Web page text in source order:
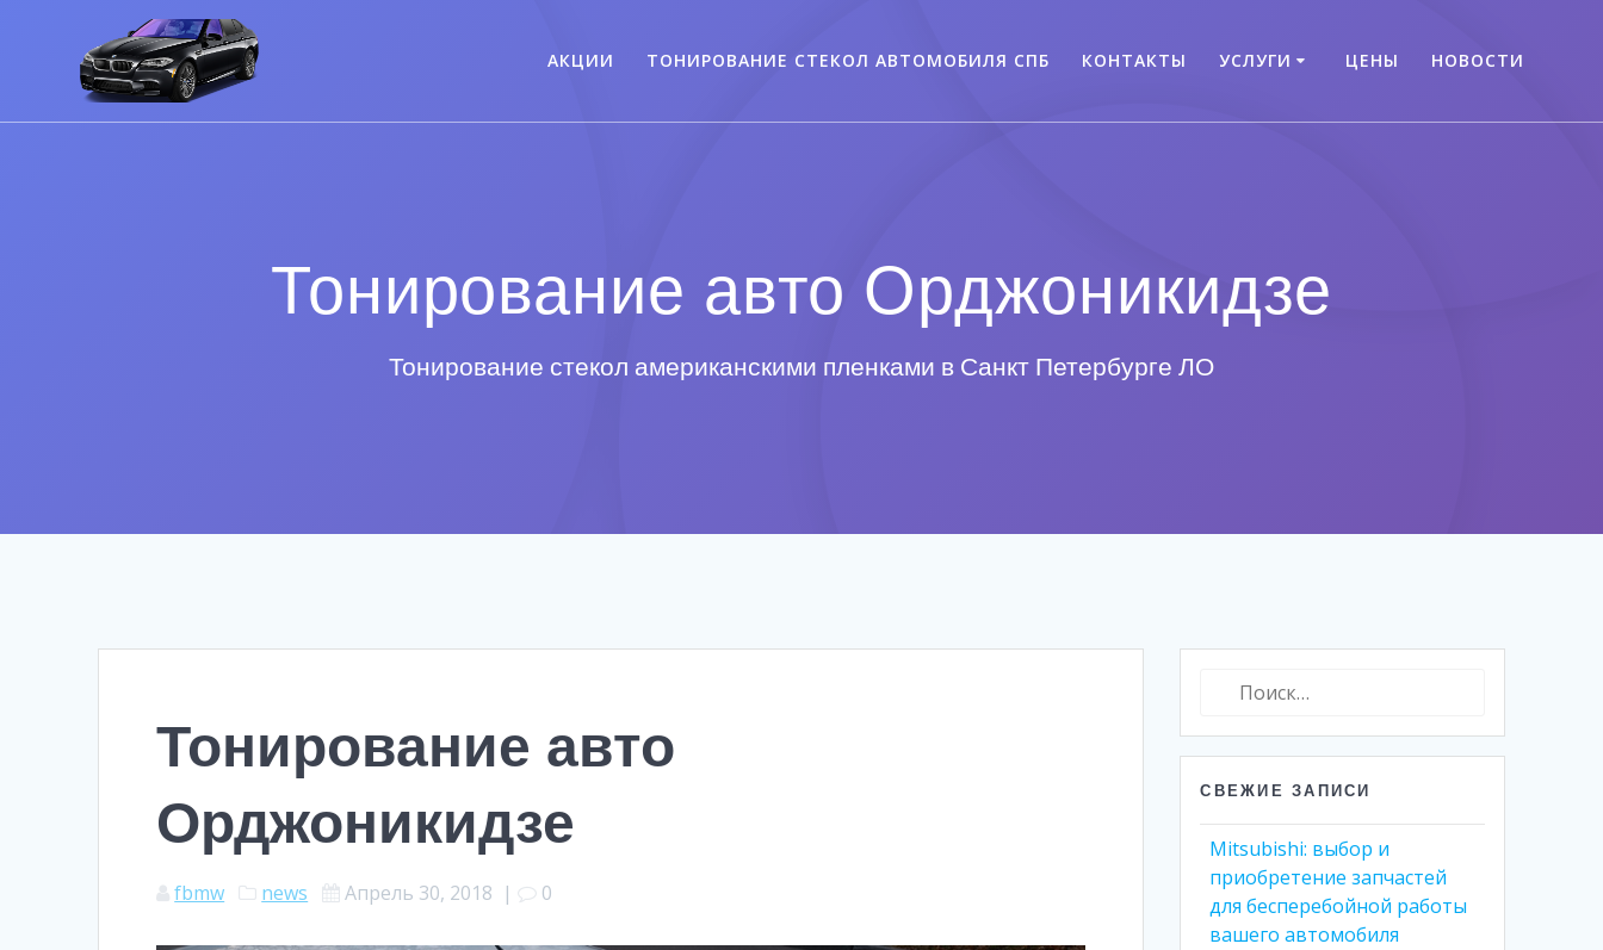
АКЦИИ ТОНИРОВАНИЕ СТЕКОЛ АВТОМОБИЛЯ СПБ КОНТАКТЫ УСЛУГИ ЦЕНЫ НОВОСТИ
Тонирование авто Орджоникидзе
Тонирование стекол американскими пленками в Санкт Петербурге ЛО
Тонирование авто
Орджоникидзе
fbmw news Апрель 30, 2018 | 0
Найти:
СВЕЖИЕ ЗАПИСИ
Mitsubishi: выбор и
приобретение запчастей
для бесперебойной работы
вашего автомобиля